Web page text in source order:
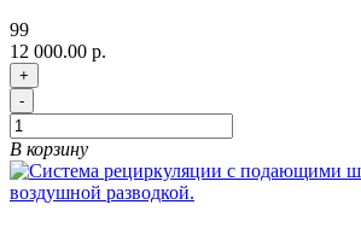
99
12 000.00 р.
+
-
В корзину